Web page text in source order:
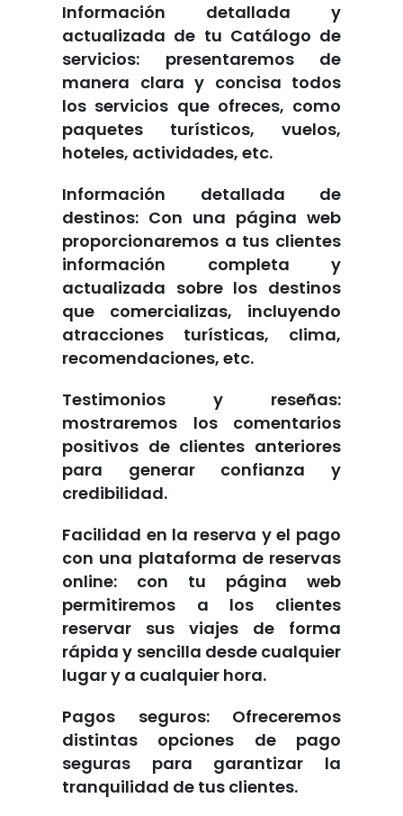
Información detallada y
actualizada de tu Catálogo de
servicios: presentaremos de
manera clara y concisa todos
los servicios que ofreces, como
paquetes turísticos, vuelos,
hoteles, actividades, etc.
Información detallada de
destinos: Con una página web
proporcionaremos a tus clientes
información completa y
actualizada sobre los destinos
que comercializas, incluyendo
atracciones turísticas, clima,
recomendaciones, etc.
Testimonios y reseñas:
mostraremos los comentarios
positivos de clientes anteriores
para generar confianza y
credibilidad.
Facilidad en la reserva y el pago
con una plataforma de reservas
online: con tu página web
permitiremos a los clientes
reservar sus viajes de forma
rápida y sencilla desde cualquier
lugar y a cualquier hora.
Pagos seguros: Ofreceremos
distintas opciones de pago
seguras para garantizar la
tranquilidad de tus clientes.